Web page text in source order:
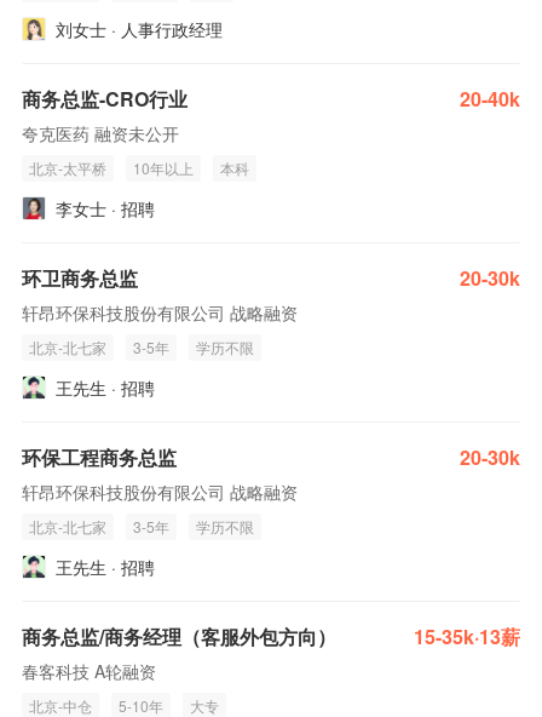
刘女士 · 人事行政经理
商务总监-CRO行业 20-40k
夸克医药 融资未公开
北京-太平桥 10年以上 本科
李女士 · 招聘
环卫商务总监 20-30k
轩昂环保科技股份有限公司 战略融资
北京-北七家 3-5年 学历不限
王先生 · 招聘
环保工程商务总监 20-30k
轩昂环保科技股份有限公司 战略融资
北京-北七家 3-5年 学历不限
王先生 · 招聘
商务总监/商务经理（客服外包方向） 15-35k·13薪
春客科技 A轮融资
北京-中仓 5-10年 大专